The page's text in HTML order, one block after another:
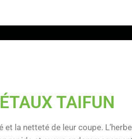
TAIFUN
la netteté de leur coupe.